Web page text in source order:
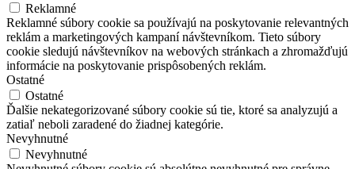
Reklamné
Reklamné súbory cookie sa používajú na poskytovanie relevantných
reklám a marketingových kampaní návštevníkom. Tieto súbory
cookie sledujú návštevníkov na webových stránkach a zhromažďujú
informácie na poskytovanie prispôsobených reklám.
Ostatné
Ostatné
Ďalšie nekategorizované súbory cookie sú tie, ktoré sa analyzujú a
zatiaľ neboli zaradené do žiadnej kategórie.
Nevyhnutné
Nevyhnutné